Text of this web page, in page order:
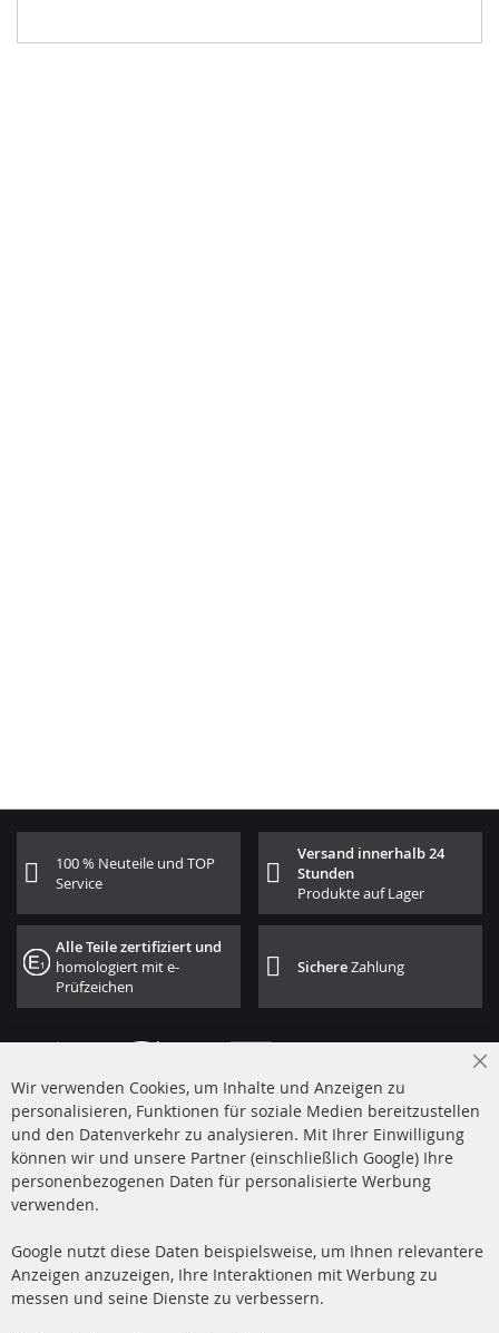
100 % Neuteile und TOP
Service
Versand innerhalb 24
Stunden
Produkte auf Lager
Alle Teile zertifiziert und
homologiert mit e-
Prüfzeichen
SichereZahlung
+49 (0) 4533 799 00 0
Mo-Do: 09-17 Uhr, Fr 09-16 Uhr
info@contra-automotive.de
facebook
instagram
Quick Links Kundenservice
Wir verwenden Cookies, um Inhalte und Anzeigen zu
personalisieren, Funktionen für soziale Medien bereitzustellen
und den Datenverkehr zu analysieren. Mit Ihrer Einwilligung
können wir und unsere Partner (einschließlich Google) Ihre
personenbezogenen Daten für personalisierte Werbung
verwenden.
Google nutzt diese Daten beispielsweise, um Ihnen relevantere
Anzeigen anzuzeigen, Ihre Interaktionen mit Werbung zu
messen und seine Dienste zu verbessern.